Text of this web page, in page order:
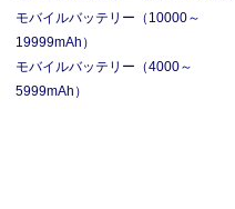
モバイルバッテリー（10000～
19999mAh）
モバイルバッテリー（4000～
5999mAh）